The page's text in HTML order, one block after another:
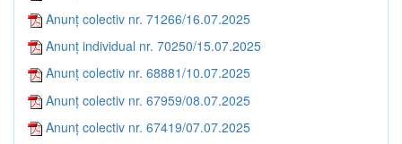
Anunț colectiv nr. 71266/16.07.2025
Anunț individual nr. 70250/15.07.2025
Anunț colectiv nr. 68881/10.07.2025
Anunț colectiv nr. 67959/08.07.2025
Anunț colectiv nr. 67419/07.07.2025